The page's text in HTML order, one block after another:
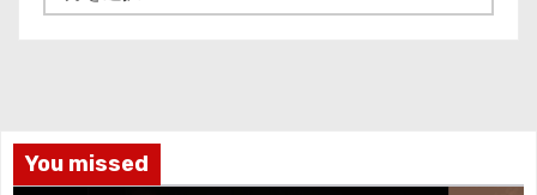
ー
You missed